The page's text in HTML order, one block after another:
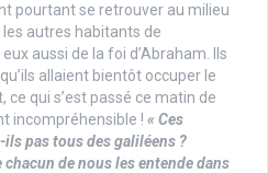
pourtant se retrouver au milieu
autres habitants de
aussi de la foi d’Abraham. Ils
allaient bientôt occuper le
qui s’est passé ce matin de
incompréhensible ! « Ces
pas tous des galiléens ?
de nous les entende dans